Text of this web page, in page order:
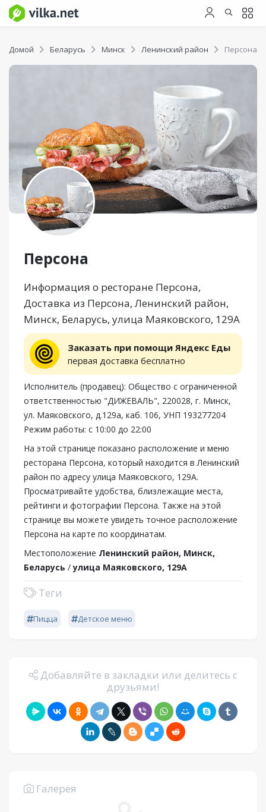
Домой Беларусь Минск Ленинский район Персона
Персона
Информация о ресторане Персона,
Доставка из Персона, Ленинский район,
Минск, Беларусь, улица Маяковского, 129А
Заказать при помощи Яндекс Еды
первая доставка бесплатно
Исполнитель (продавец): Общество с ограниченной
ответственностью "ДИЖЕВАЛЬ", 220028, г. Минск,
ул. Маяковского, д.129а, каб. 106, УНП 193277204
Режим работы: с 10:00 до 22:00
На этой странице показано расположение и меню
ресторана Персона, который находится в Ленинский
район по адресу улица Маяковского, 129А.
Просматривайте удобства, близлежащие места,
рейтинги и фотографии Персона. Также на этой
странице вы можете увидеть точное расположение
Персона на карте по координатам.
Местоположение Ленинский район, Минск,
Беларусь /улица Маяковского, 129А
Теги
Пицца Детское меню
Добавляйте в закладки или делитесь с
друзьями!
Галерея